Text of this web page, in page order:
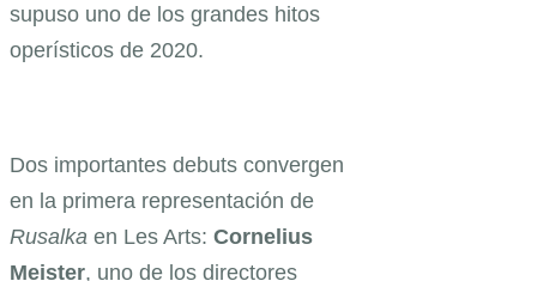
supuso uno de los grandes hitos
operísticos de 2020.
Dos importantes debuts convergen
en la primera representación de
Rusalka en Les Arts: Cornelius
Meister, uno de los directores